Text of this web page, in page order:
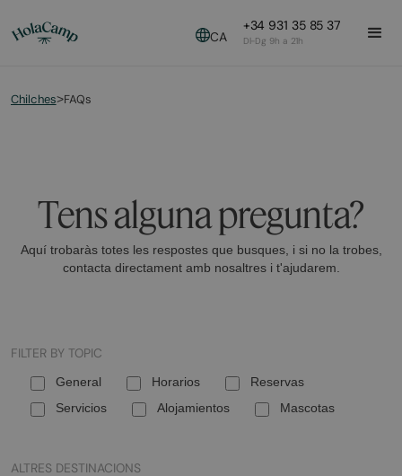
CA
+34 931 35 85 37
Dl-Dg 9h a 21h
Chilches>FAQs
Tens alguna pregunta?
Aquí trobaràs totes les respostes que busques, i si no la trobes,
contacta directament amb nosaltres i t'ajudarem.
FILTER BY TOPIC
General Horarios
Reservas
Servicios
Alojamientos Mascotas
ALTRES DESTINACIONS